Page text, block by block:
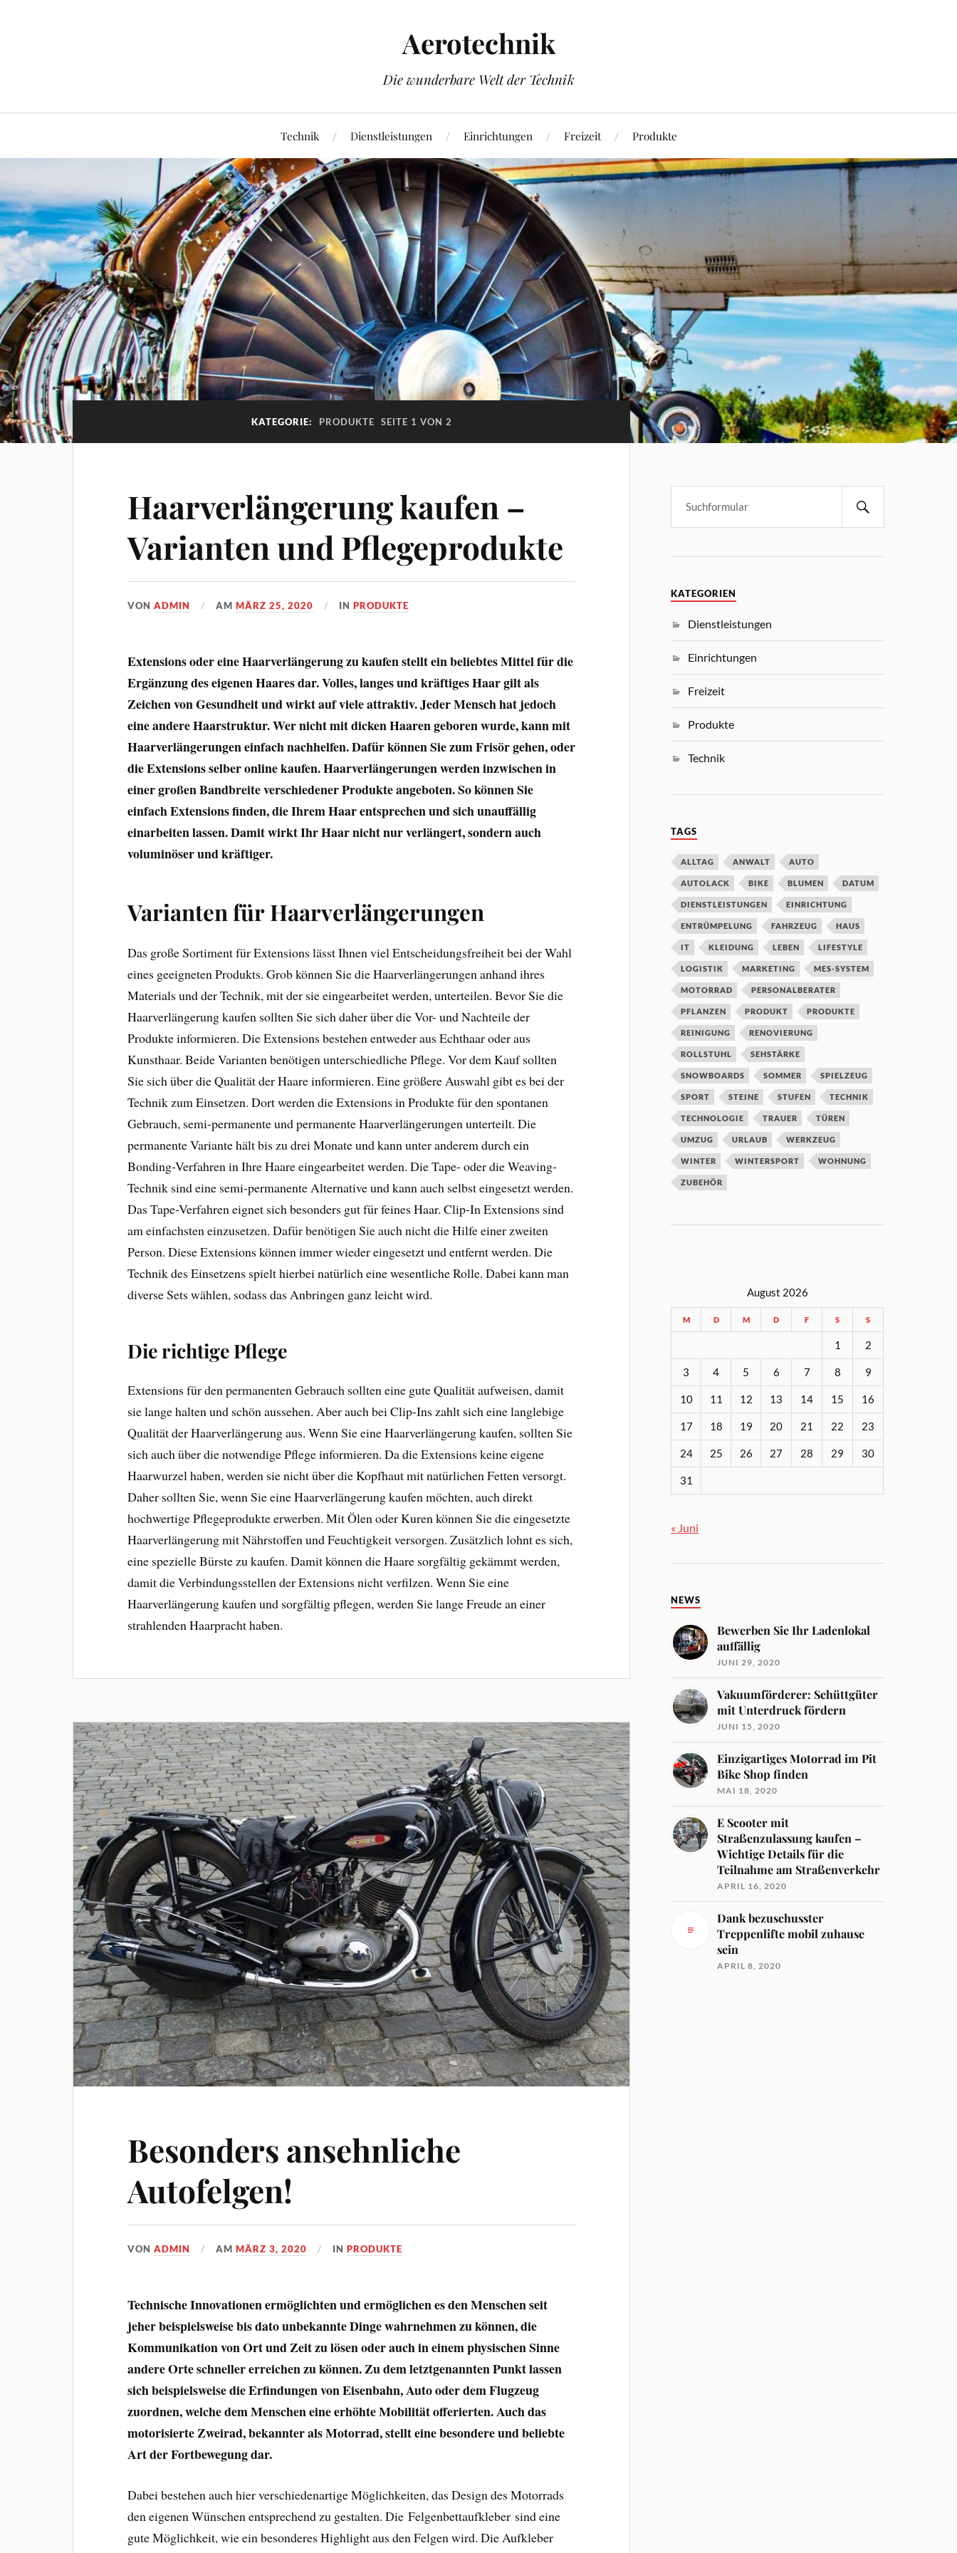
Aerotechnik
Die wunderbare Welt der Technik
Technik Dienstleistungen Einrichtungen Freizeit Produkte
KATEGORIE: PRODUKTE SEITE 1 VON 2
Haarverlängerung kaufen –
Varianten und Pflegeprodukte
VONADMIN AMMÄRZ 25, 2020 INPRODUKTE
Extensions oder eine Haarverlängerung zu kaufen stellt ein beliebtes Mittel für die
Ergänzung des eigenen Haares dar. Volles, langes und kräftiges Haar gilt als
Zeichen von Gesundheit und wirkt auf viele attraktiv. Jeder Mensch hat jedoch
eine andere Haarstruktur. Wer nicht mit dicken Haaren geboren wurde, kann mit
Haarverlängerungen einfach nachhelfen. Dafür können Sie zum Frisör gehen, oder
die Extensions selber online kaufen. Haarverlängerungen werden inzwischen in
einer großen Bandbreite verschiedener Produkte angeboten. So können Sie
einfach Extensions finden, die Ihrem Haar entsprechen und sich unauffällig
einarbeiten lassen. Damit wirkt Ihr Haar nicht nur verlängert, sondern auch
voluminöser und kräftiger.
Varianten für Haarverlängerungen
Das große Sortiment für Extensions lässt Ihnen viel Entscheidungsfreiheit bei der Wahl
eines geeigneten Produkts. Grob können Sie die Haarverlängerungen anhand ihres
Materials und der Technik, mit der sie eingearbeitet werden, unterteilen. Bevor Sie die
Haarverlängerung kaufen sollten Sie sich daher über die Vor- und Nachteile der
Produkte informieren. Die Extensions bestehen entweder aus Echthaar oder aus
Kunsthaar. Beide Varianten benötigen unterschiedliche Pflege. Vor dem Kauf sollten
Sie sich über die Qualität der Haare informieren. Eine größere Auswahl gibt es bei der
Technik zum Einsetzen. Dort werden die Extensions in Produkte für den spontanen
Gebrauch, semi-permanente und permanente Haarverlängerungen unterteilt. Die
permanente Variante hält bis zu drei Monate und kann unter anderem durch ein
Bonding-Verfahren in Ihre Haare eingearbeitet werden. Die Tape- oder die Weaving-
Technik sind eine semi-permanente Alternative und kann auch selbst eingesetzt werden.
Das Tape-Verfahren eignet sich besonders gut für feines Haar. Clip-In Extensions sind
am einfachsten einzusetzen. Dafür benötigen Sie auch nicht die Hilfe einer zweiten
Person. Diese Extensions können immer wieder eingesetzt und entfernt werden. Die
Technik des Einsetzens spielt hierbei natürlich eine wesentliche Rolle. Dabei kann man
diverse Sets wählen, sodass das Anbringen ganz leicht wird.
Die richtige Pflege
Extensions für den permanenten Gebrauch sollten eine gute Qualität aufweisen, damit
sie lange halten und schön aussehen. Aber auch bei Clip-Ins zahlt sich eine langlebige
Qualität der Haarverlängerung aus. Wenn Sie eine Haarverlängerung kaufen, sollten Sie
sich auch über die notwendige Pflege informieren. Da die Extensions keine eigene
Haarwurzel haben, werden sie nicht über die Kopfhaut mit natürlichen Fetten versorgt.
Daher sollten Sie, wenn Sie eine Haarverlängerung kaufen möchten, auch direkt
hochwertige Pflegeprodukte erwerben. Mit Ölen oder Kuren können Sie die eingesetzte
Haarverlängerung mit Nährstoffen und Feuchtigkeit versorgen. Zusätzlich lohnt es sich,
eine spezielle Bürste zu kaufen. Damit können die Haare sorgfältig gekämmt werden,
damit die Verbindungsstellen der Extensions nicht verfilzen. Wenn Sie eine
Haarverlängerung kaufen und sorgfältig pflegen, werden Sie lange Freude an einer
strahlenden Haarpracht haben.
Besonders ansehnliche
Autofelgen!
VONADMIN AMMÄRZ 3, 2020 INPRODUKTE
Technische Innovationen ermöglichten und ermöglichen es den Menschen seit
jeher beispielsweise bis dato unbekannte Dinge wahrnehmen zu können, die
Kommunikation von Ort und Zeit zu lösen oder auch in einem physischen Sinne
andere Orte schneller erreichen zu können. Zu dem letztgenannten Punkt lassen
sich beispielsweise die Erfindungen von Eisenbahn, Auto oder dem Flugzeug
zuordnen, welche dem Menschen eine erhöhte Mobilität offerierten. Auch das
motorisierte Zweirad, bekannter als Motorrad, stellt eine besondere und beliebte
Art der Fortbewegung dar.
Dabei bestehen auch hier verschiedenartige Möglichkeiten, das Design des Motorrads
den eigenen Wünschen entsprechend zu gestalten. Die Felgenbettaufkleber sind eine
gute Möglichkeit, wie ein besonderes Highlight aus den Felgen wird. Die Aufkleber
KATEGORIEN
Dienstleistungen
Einrichtungen
Freizeit
Produkte
Technik
TAGS
ALLTAG ANWALT AUTO
AUTOLACK BIKE BLUMEN DATUM
DIENSTLEISTUNGEN EINRICHTUNG
ENTRÜMPELUNG FAHRZEUG HAUS
IT KLEIDUNG LEBEN LIFESTYLE
LOGISTIK MARKETING MES-SYSTEM
MOTORRAD PERSONALBERATER
PFLANZEN PRODUKT PRODUKTE
REINIGUNG RENOVIERUNG
ROLLSTUHL SEHSTÄRKE
SNOWBOARDS SOMMER SPIELZEUG
SPORT STEINE STUFEN TECHNIK
TECHNOLOGIE TRAUER TÜREN
UMZUG URLAUB WERKZEUG
WINTER WINTERSPORT WOHNUNG
ZUBEHÖR
August 2026
M D M D F S S
1 2
3 4 5 6 7 8 9
10 11 12 13 14 15 16
17 18 19 20 21 22 23
24 25 26 27 28 29 30
31
« Juni
NEWS
Bewerben Sie Ihr Ladenlokal
auffällig
JUNI 29, 2020
Vakuumförderer: Schüttgüter
mit Unterdruck fördern
JUNI 15, 2020
Einzigartiges Motorrad im Pit
Bike Shop finden
MAI 18, 2020
E Scooter mit
Straßenzulassung kaufen –
Wichtige Details für die
Teilnahme am Straßenverkehr
APRIL 16, 2020
Dank bezuschusster
Treppenlifte mobil zuhause
sein
APRIL 8, 2020